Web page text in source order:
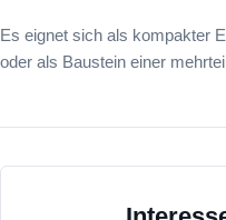
Es eignet sich als kompakter
oder als Baustein einer